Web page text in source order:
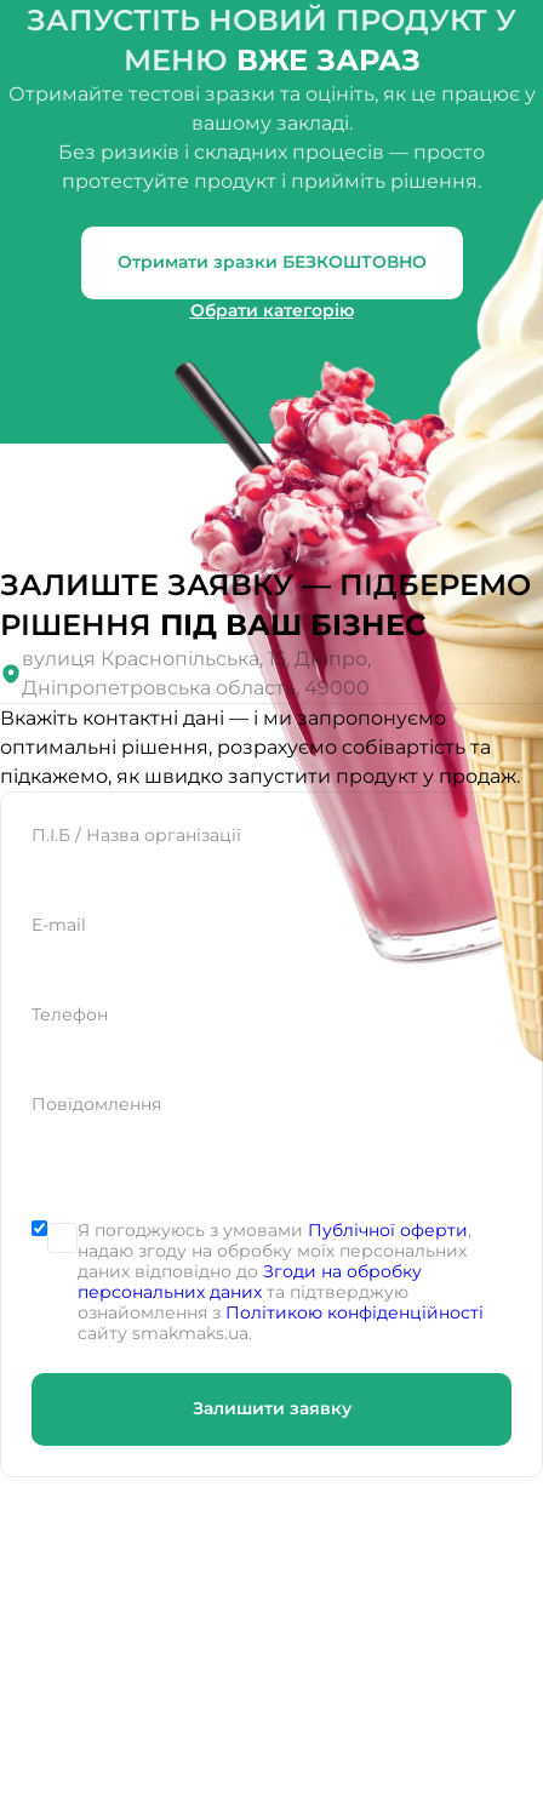
ЗАПУСТІТЬ НОВИЙ ПРОДУКТ У
МЕНЮ ВЖЕ ЗАРАЗ
Отримайте тестові зразки та оцініть, як це працює у
вашому закладі.
Без ризиків і складних процесів — просто
протестуйте продукт і прийміть рішення.
Отримати зразки БЕЗКОШТОВНО
Обрати категорію
ЗАЛИШТЕ ЗАЯВКУ — ПІДБЕРЕМО
РІШЕННЯ ПІД ВАШ БІЗНЕС
вулиця Краснопільська, 15, Дніпро,
Дніпропетровська область, 49000
Вкажіть контактні дані — і ми запропонуємо
оптимальні рішення, розрахуємо собівартість та
підкажемо, як швидко запустити продукт у продаж.
П.І.Б / Назва організації
E-mail
Телефон
Повідомлення
Website
Я погоджуюсь з умовами Публічної оферти,
надаю згоду на обробку моїх персональних
даних відповідно до Згоди на обробку
персональних даних та підтверджую
ознайомлення з Політикою конфіденційності
сайту smakmaks.ua.
Залишити заявку